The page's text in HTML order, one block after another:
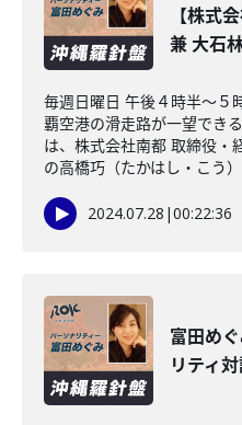
【株式
兼 大石
毎週日曜日 午後４時半～５
覇空港の滑走路が一望でき
は、株式会社南都 取締役・
の高橋巧（たかはし・こう
2024.07.28 |00:22:36
富田め
リティ対